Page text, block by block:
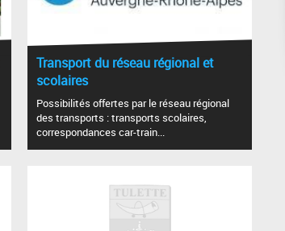
Transport du réseau régional et
scolaires
Possibilités offertes par le réseau régional
des transports : transports scolaires,
correspondances car-train...